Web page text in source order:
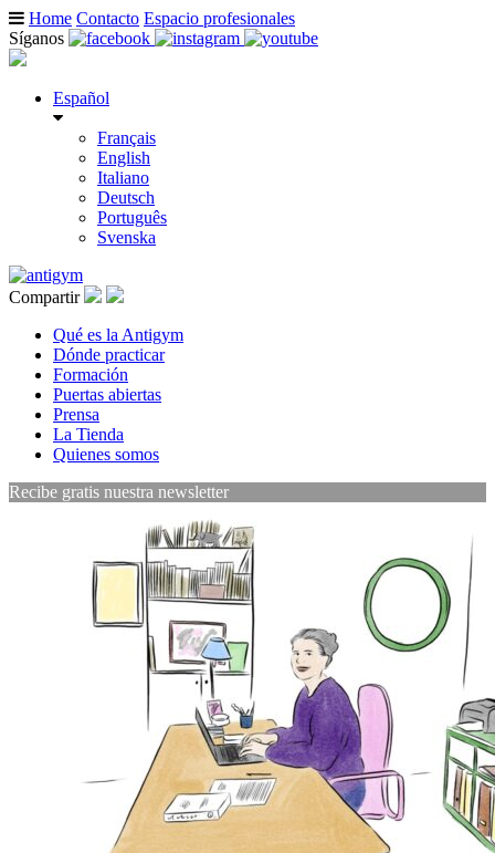
Home Contacto Espacio profesionales
Síganos
Español
Français
English
Italiano
Deutsch
Português
Svenska
Compartir
Qué es la Antigym
Dónde practicar
Formación
Puertas abiertas
Prensa
La Tienda
Quienes somos
Recibe gratis nuestra newsletter